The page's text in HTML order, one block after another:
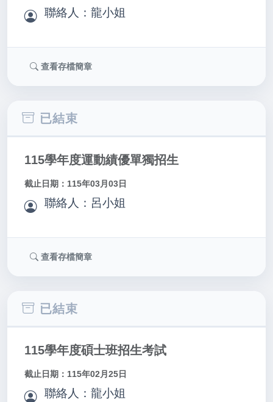
聯絡人：龍小姐
查看存檔簡章
已結束
115學年度運動績優單獨招生
截止日期：115年03月03日
聯絡人：呂小姐
查看存檔簡章
已結束
115學年度碩士班招生考試
截止日期：115年02月25日
聯絡人：龍小姐